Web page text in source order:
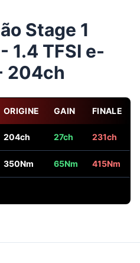
Stage 1
1.4 TFSI e-
204ch
ORIGINE GAIN FINALE
204ch 27ch 231ch
350Nm 65Nm 415Nm